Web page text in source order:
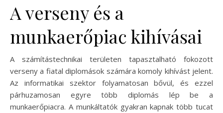
A verseny és a
munkaerőpiac kihívásai
A számítástechnikai területen tapasztalható fokozott
verseny a fiatal diplomások számára komoly kihívást jelent.
Az informatikai szektor folyamatosan bővül, és ezzel
párhuzamosan egyre több diplomás lép be a
munkaerőpiacra. A munkáltatók gyakran kapnak több tucat